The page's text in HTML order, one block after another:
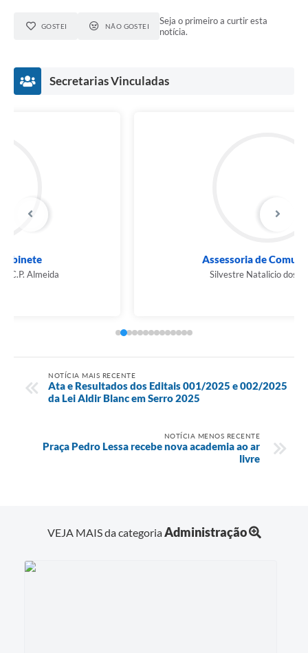
GOSTEI NÃO GOSTEI
Seja o primeiro a curtir esta
notícia.
Secretarias Vinculadas
Assessoria de Comunicação
Silvestre Natalicio dos Santos
NOTÍCIA MAIS RECENTE
Ata e Resultados dos Editais 001/2025 e 002/2025
da Lei Aldir Blanc em Serro 2025
NOTÍCIA MENOS RECENTE
Praça Pedro Lessa recebe nova academia ao ar
livre
VEJA MAIS da categoriaAdministração